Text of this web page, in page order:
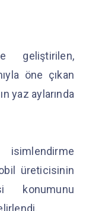
geliştirilen,
öne çıkan
yaz aylarında
üreticisinin
konumunu